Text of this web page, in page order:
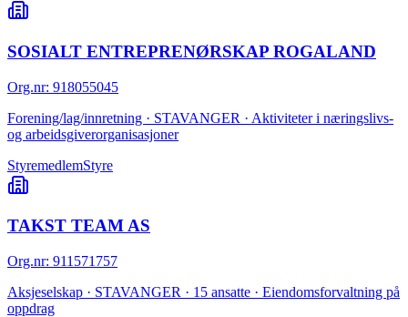
SOSIALT ENTREPRENØRSKAP ROGALAND
Org.nr: 918055045
Forening/lag/innretning · STAVANGER · Aktiviteter i næringslivs-
og arbeidsgiverorganisasjoner
StyremedlemStyre
TAKST TEAM AS
Org.nr: 911571757
Aksjeselskap · STAVANGER · 15 ansatte · Eiendomsforvaltning på
oppdrag